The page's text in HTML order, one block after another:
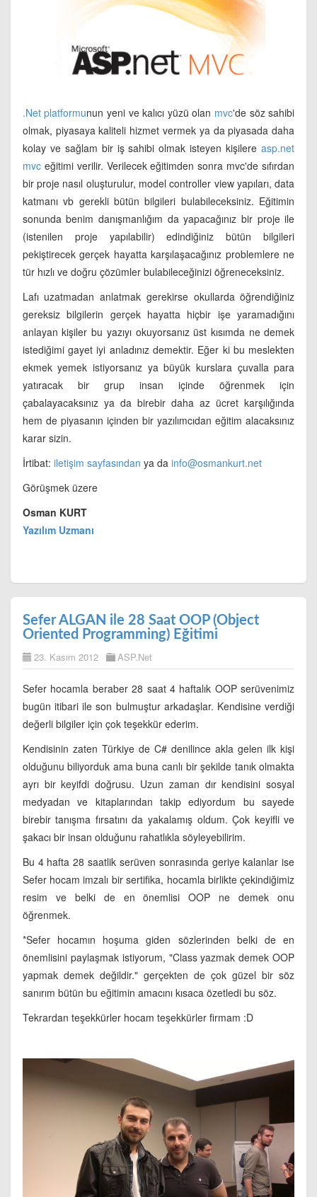
.Net platformunun yeni ve kalıcı yüzü olan mvc'de söz sahibi
olmak, piyasaya kaliteli hizmet vermek ya da piyasada daha
kolay ve sağlam bir iş sahibi olmak isteyen kişilereasp.net
mvceğitimi verilir. Verilecek eğitimden sonra mvc'de sıfırdan
bir proje nasıl oluşturulur, model controller view yapıları, data
katmanı vb gerekli bütün bilgileri bulabileceksiniz. Eğitimin
sonunda benim danışmanlığım da yapacağınız bir proje ile
(istenilen proje yapılabilir) edindiğiniz bütün bilgileri
pekiştirecek gerçek hayatta karşılaşacağınız problemlere ne
tür hızlı ve doğru çözümler bulabileceğinizi öğreneceksiniz.
Lafı uzatmadan anlatmak gerekirse okullarda öğrendiğiniz
gereksiz bilgilerin gerçek hayatta hiçbir işe yaramadığını
anlayan kişiler bu yazıyı okuyorsanız üst kısımda ne demek
istediğimi gayet iyi anladınız demektir. Eğer ki bu meslekten
ekmek yemek istiyorsanız ya büyük kurslara çuvalla para
yatıracak bir grup insan içinde öğrenmek için
çabalayacaksınız ya da birebir daha az ücret karşılığında
hem de piyasanın içinden bir yazılımcıdan eğitim alacaksınız
karar sizin.
İrtibat: iletişim sayfasından ya da info@osmankurt.net
Görüşmek üzere
Osman KURT
Yazılım Uzmanı
Sefer ALGAN ile 28 Saat OOP (Object
Oriented Programming) Eğitimi
23. Kasım 2012 ASP.Net
Sefer hocamla beraber 28 saat 4 haftalık OOP serüvenimiz
bugün itibari ile son bulmuştur arkadaşlar. Kendisine verdiği
değerli bilgiler için çok teşekkür ederim.
Kendisinin zaten Türkiye de C# denilince akla gelen ilk kişi
olduğunu biliyorduk ama buna canlı bir şekilde tanık olmakta
ayrı bir keyifdi doğrusu. Uzun zaman dır kendisini sosyal
medyadan ve kitaplarından takip ediyordum bu sayede
birebir tanışma fırsatını da yakalamış oldum. Çok keyifli ve
şakacı bir insan olduğunu rahatlıkla söyleyebilirim.
Bu 4 hafta 28 saatlik serüven sonrasında geriye kalanlar ise
Sefer hocam imzalı bir sertifika, hocamla birlikte çekindiğimiz
resim ve belki de en önemlisi OOP ne demek onu
öğrenmek.
*Sefer hocamın hoşuma giden sözlerinden belki de en
önemlisini paylaşmak istiyorum, "Class yazmak demek OOP
yapmak demek değildir." gerçekten de çok güzel bir söz
sanırım bütün bu eğitimin amacını kısaca özetledi bu söz.
Tekrardan teşekkürler hocam teşekkürler firmam :D